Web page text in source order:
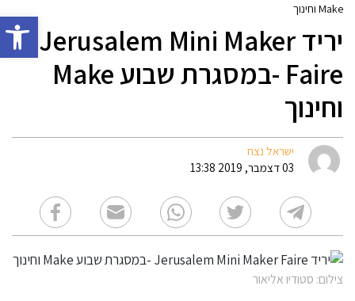
פתח
Make וחינוך
יריד Jerusalem Mini Maker
Faire -במסגרת שבוע Make
וחינוך
ישראל נצח
03 דצמבר, 2019 13:38
צילום: סטודיו אליאור